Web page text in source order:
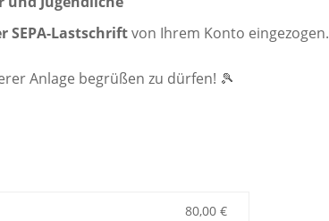
SEPA-Lastschriftvon Ihrem Konto eingezogen.
Anlage begrüßen zu dürfen! 🎾
80,00 €